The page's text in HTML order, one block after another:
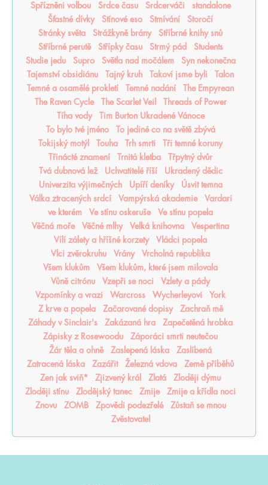
Spřízněni volbou
Srdce času Srdcerváči
standalone
Šťastné dívky
Stínové eso Stmívání
Storočí
Stránky světa
Strážkyně brány
Stříbrné knihy snů
Stříbrné perutě
Střípky času Strmý pád
Students
Studie jedu
Supro Světla nad močálem
Syn nekonečna
Tajemství obsidiánu
Tajný kruh Takoví jsme byli
Talon
Temné a osamělé prokletí
Temné nadání
The Empyrean
The Raven Cycle
The Scarlet Veil
Threads of Power
Tíha vody
Tim Burton Ukradené Vánoce
To bylo tvé jméno
To jediné co na světě zbývá
Tokijský motýl
Touha Trh smrti
Tři temné koruny
Třinácté znamení
Trnitá kletba
Třpytný dvůr
Tvá dubnová lež
Uchvatitelé říší
Ukradený dědic
Univerzita výjimečných
Upíří deníky
Úsvit temna
Válka ztracených srdcí
Vampýrská akademie
Vardari
ve kterém
Ve stínu oskeruše
Ve stínu popela
Věčná moře
Věčné mlhy Velká knihovna
Vespertina
Vílí zálety a hříšné korzety
Vládci popela
Vlci zvěrokruhu
Vrány
Vrcholná republika
Všem klukům
Všem klukům, které jsem milovala
Vůně citrónu
Vzepři se noci
Vzlety a pády
Vzpomínky a vrazi
Warcross Wycherleyovi
York
Z krve a popela
Začarované dopisy
Zachraň mě
Záhady v Sinclair's
Zakázaná hra
Zapečetěná hrobka
Zápisky z Rosewoodu
Záporáci smrti neutečou
Žár těla a ohně
Zaslepená láska
Zaslíbená
Zatracená láska
Zazářit Železná vdova
Země příběhů
Zen jak sviň*
Zjizvený král Zlatá
Zloději dýmu
Zloději stínu
Zlodějský tanec Zmije
Zmije a křídla noci
Znovu
ZOMB Zpovědi podezřelé
Zůstaň se mnou
Zvěstovatel